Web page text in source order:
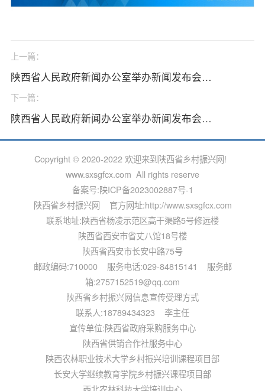
上一篇：
陕西省人民政府新闻办公室举办新闻发布会介绍“奋力打造旱区农业新质生产力策源地、高质量建设杨凌示范区”有关情况
下一篇：
陕西省人民政府新闻办公室举办新闻发布会介绍深化高质量项目推进年、积极扩大有效益的投资以高质量项目建设支撑高质量发展”有关情况
Copyright © 2020-2022 欢迎来到陕西省乡村振兴网!
www.sxsgfcx.com All rights reserve
备案号:陕ICP备2023002887号-1
陕西省乡村振兴网 官方网址:http://www.sxsgfcx.com
联系地址:陕西省杨凌示范区高干渠路5号修远楼
陕西省西安市省丈八馆18号楼
陕西省西安市长安中路75号
邮政编码:710000 服务电话:029-84815141 服务邮
箱:2757152519@qq.com
陕西省乡村振兴网信息宣传受理方式
联系人:18789434323 李主任
宣传单位:陕西省政府采购服务中心
陕西省供销合作社服务中心
陕西农林职业技术大学乡村振兴培训课程项目部
长安大学继续教育学院乡村振兴课程项目部